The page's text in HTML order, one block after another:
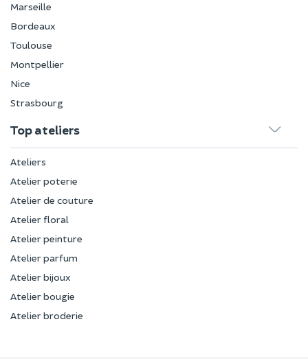
Marseille
Bordeaux
Toulouse
Montpellier
Nice
Strasbourg
Top ateliers
Ateliers
Atelier poterie
Atelier de couture
Atelier floral
Atelier peinture
Atelier parfum
Atelier bijoux
Atelier bougie
Atelier broderie